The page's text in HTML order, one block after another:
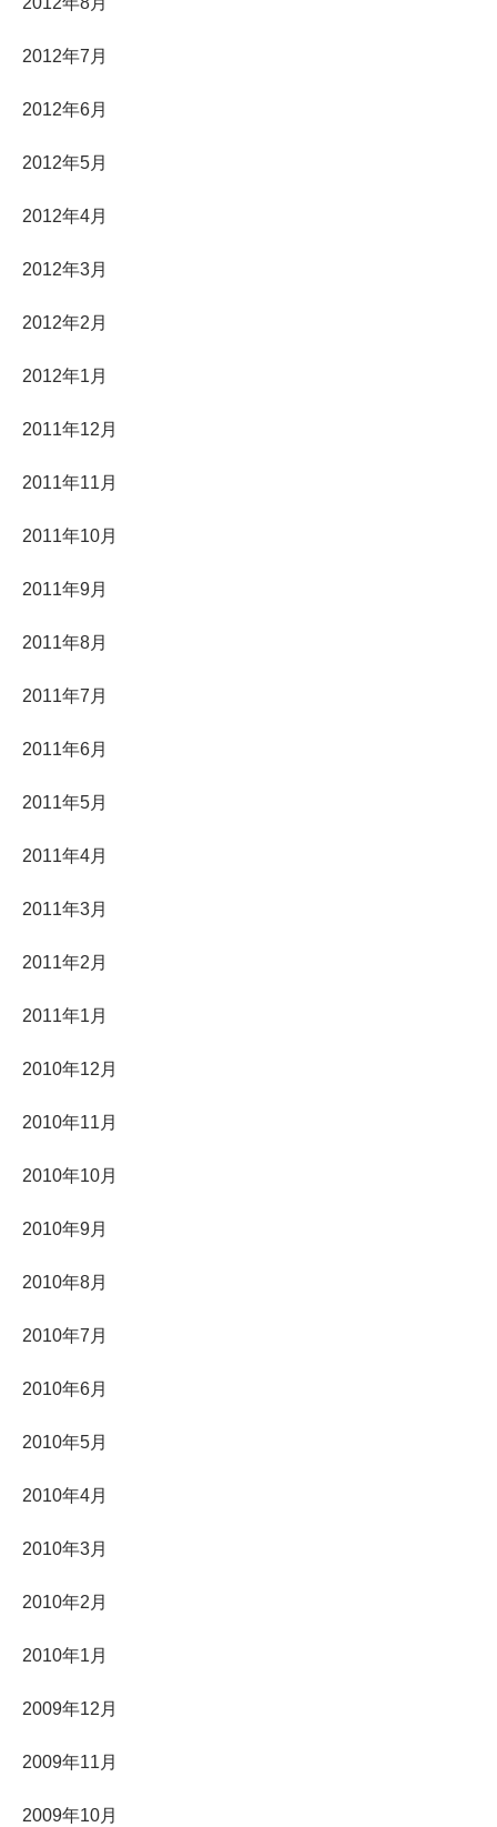
2012年7月
2012年6月
2012年5月
2012年4月
2012年3月
2012年2月
2012年1月
2011年12月
2011年11月
2011年10月
2011年9月
2011年8月
2011年7月
2011年6月
2011年5月
2011年4月
2011年3月
2011年2月
2011年1月
2010年12月
2010年11月
2010年10月
2010年9月
2010年8月
2010年7月
2010年6月
2010年5月
2010年4月
2010年3月
2010年2月
2010年1月
2009年12月
2009年11月
2009年10月